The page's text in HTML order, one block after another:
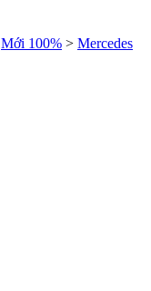
Mới 100% > Mercedes